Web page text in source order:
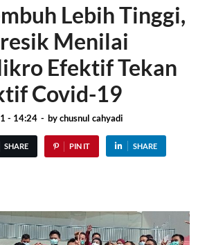
Lebih Tinggi,
Menilai
Efektif Tekan
Covid-19
- 14:24 - bychusnul cahyadi
SHARE PIN IT SHARE